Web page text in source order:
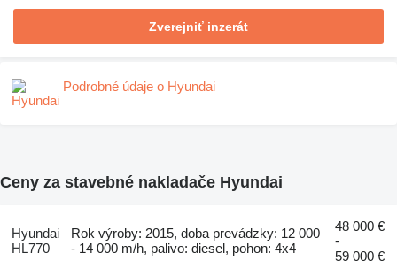
Zverejniť inzerát
Podrobné údaje o Hyundai
Ceny za stavebné nakladače Hyundai
Hyundai
HL770
Rok výroby: 2015, doba prevádzky: 12 000
- 14 000 m/h, palivo: diesel, pohon: 4x4
48 000 €
-
59 000 €